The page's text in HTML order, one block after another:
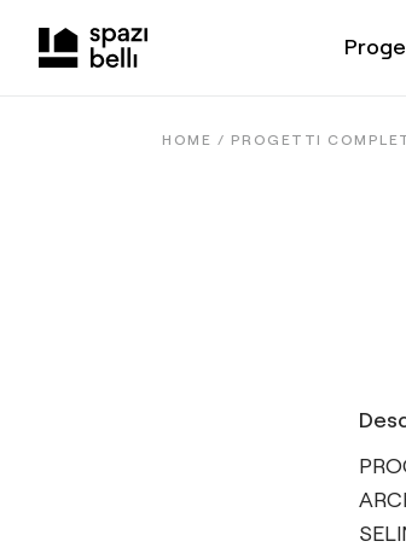
HOME / PROGETTI